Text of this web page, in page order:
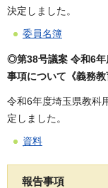
決定しました。
委員名簿
◎第38号議案 令和6年
事項について《義務教
令和6年度埼玉県教科
定しました。
資料
報告事項